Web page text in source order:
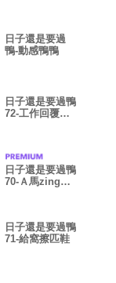
日子還是要過
鴨-動感鴨鴨
日子還是要過鴨
72-工作回覆專
日子還是要過鴨
70-Ａ馬zing
日子還是要過鴨
71-給窩擦匹鞋